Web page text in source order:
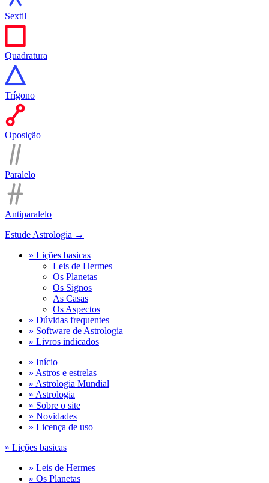
Sextil
Quadratura
Trígono
Oposição
Paralelo
Antiparalelo
Estude Astrologia →
» Lições basicas
Leis de Hermes
Os Planetas
Os Signos
As Casas
Os Aspectos
» Dúvidas frequentes
» Software de Astrologia
» Livros indicados
» Início
» Astros e estrelas
» Astrologia Mundial
» Astrologia
» Sobre o site
» Novidades
» Licença de uso
» Lições basicas
» Leis de Hermes
» Os Planetas